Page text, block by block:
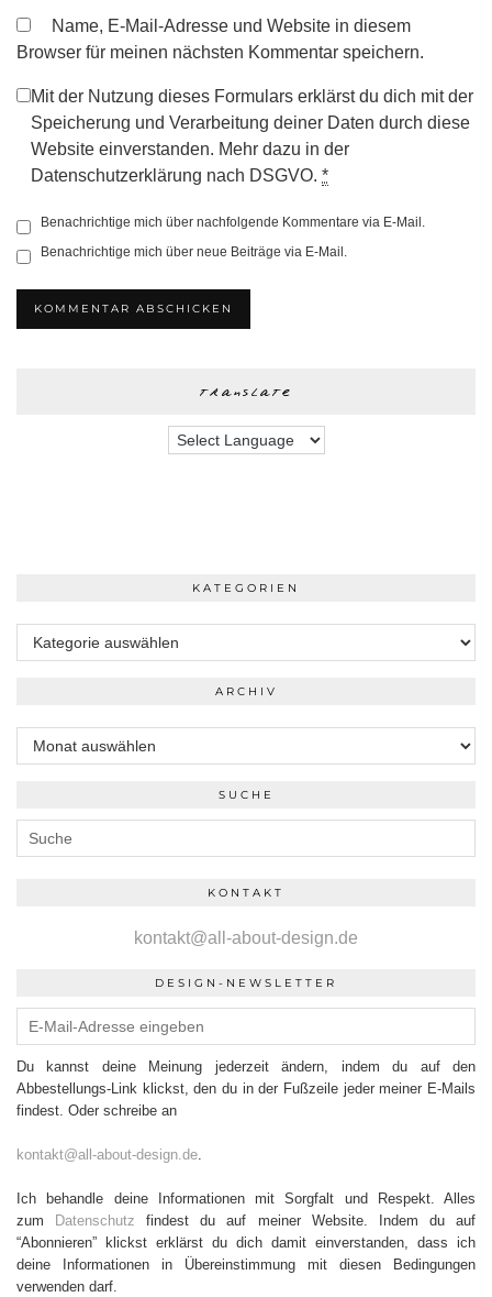
Name, E-Mail-Adresse und Website in diesem
Browser für meinen nächsten Kommentar speichern.
Mit der Nutzung dieses Formulars erklärst du dich mit der
Speicherung und Verarbeitung deiner Daten durch diese
Website einverstanden. Mehr dazu in der
Datenschutzerklärung nach DSGVO. *
Benachrichtige mich über nachfolgende Kommentare via E-Mail.
Benachrichtige mich über neue Beiträge via E-Mail.
translate
KATEGORIEN
Kategorien
ARCHIV
Archiv
SUCHE
KONTAKT
kontakt@all-about-design.de
DESIGN-NEWSLETTER
Du kannst deine Meinung jederzeit ändern, indem du auf den
Abbestellungs-Link klickst, den du in der Fußzeile jeder meiner E-Mails
findest. Oder schreibe an
kontakt@all-about-design.de.
Ich behandle deine Informationen mit Sorgfalt und Respekt. Alles
zum
Datenschutz findest du auf meiner Website. Indem du auf
“Abonnieren” klickst erklärst du dich damit einverstanden, dass ich
deine Informationen in Übereinstimmung mit diesen Bedingungen
verwenden darf.